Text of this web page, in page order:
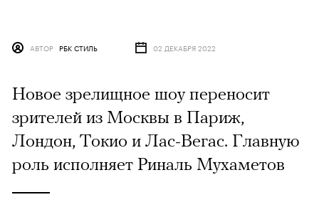
АВТОР РБК СТИЛЬ 02 ДЕКАБРЯ 2022
Новое зрелищное шоу переносит
зрителей из Москвы в Париж,
Лондон, Токио и Лас-Вегас. Главную
роль исполняет Риналь Мухаметов